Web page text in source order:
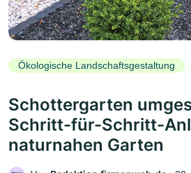
Ökologische Landschaftsgestaltung
Schottergarten
Schritt-für-Schritt-
naturnahen Garten